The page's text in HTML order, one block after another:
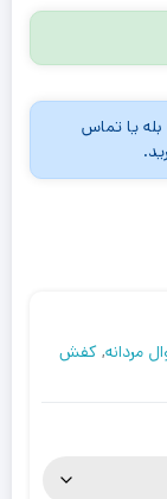
یا تماس
مردانه, کفش